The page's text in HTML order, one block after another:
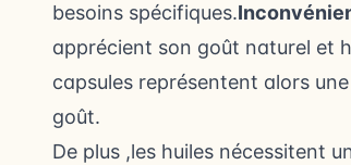
besoins spécifiques.
apprécient son goût naturel et
capsules représentent alors
goût.
De plus ,les huiles nécessitent